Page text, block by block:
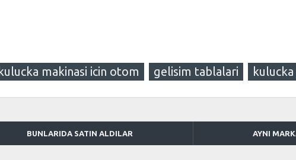
makinasi icin otom gelisim tablalari
BUNLARIDA SATIN ALDILAR AYNI